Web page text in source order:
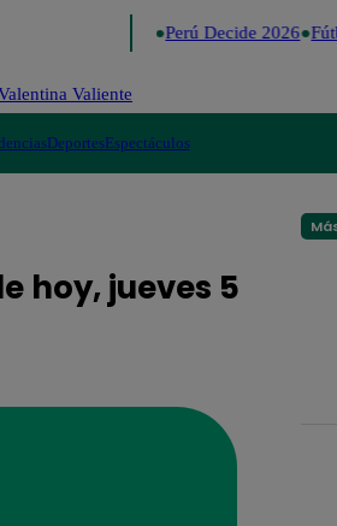
Perú Decide 2026
Valiente
DeportesEspectáculos
hoy, jueves 5